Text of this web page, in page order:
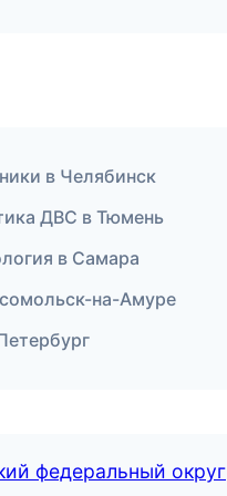
в Челябинск
ДВС в Тюмень
в Самара
на-Амуре
федеральный округ